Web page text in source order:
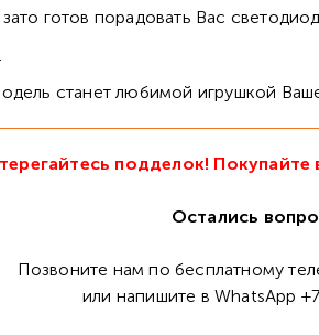
готов порадовать Вас
станет любимой игрушкой
подделок! Покупайте
Остались
Позвоните нам по бесплатному
или напишите в WhatsApp